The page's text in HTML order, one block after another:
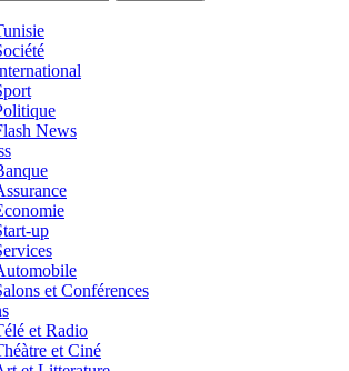
News
up
et Conférences
et Radio
et Ciné